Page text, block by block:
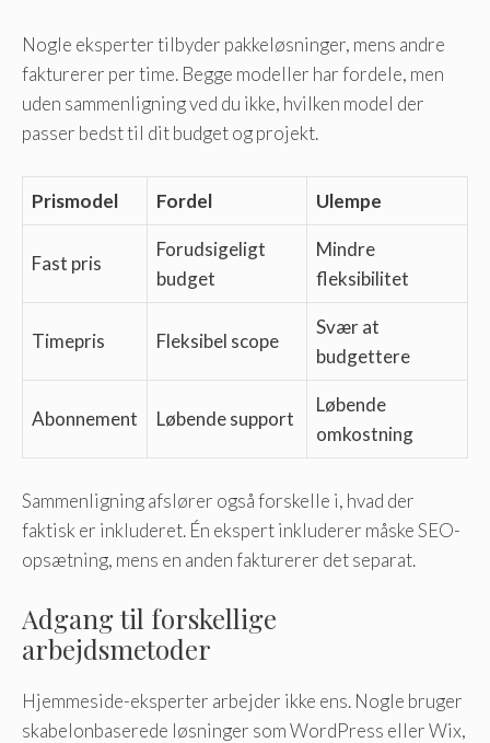
Nogle eksperter tilbyder pakkeløsninger, mens andre
fakturerer per time. Begge modeller har fordele, men
uden sammenligning ved du ikke, hvilken model der
passer bedst til dit budget og projekt.
Prismodel Fordel Ulempe
Fast pris
Forudsigeligt
budget
Mindre
fleksibilitet
Timepris Fleksibel scope
Svær at
budgettere
Abonnement Løbende support
Løbende
omkostning
Sammenligning afslører også forskelle i, hvad der
faktisk er inkluderet. Én ekspert inkluderer måske SEO-
opsætning, mens en anden fakturerer det separat.
Adgang til forskellige
arbejdsmetoder
Hjemmeside-eksperter arbejder ikke ens. Nogle bruger
skabelonbaserede løsninger som WordPress eller Wix,